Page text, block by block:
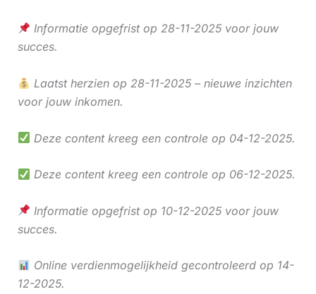
Informatie opgefrist op 28-11-2025 voor jouw
succes.
Laatst herzien op 28-11-2025 – nieuwe inzichten
voor jouw inkomen.
Deze content kreeg een controle op 04-12-2025.
Deze content kreeg een controle op 06-12-2025.
Informatie opgefrist op 10-12-2025 voor jouw
succes.
Online verdienmogelijkheid gecontroleerd op 14-
12-2025.